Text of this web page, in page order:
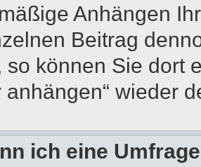
Anhängen
Beitrag
so können Sie dort
anhängen“ wieder
ich eine